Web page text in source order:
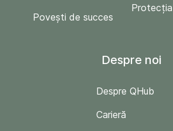
Povești de succes
Despre noi
Despre QHub
Carieră